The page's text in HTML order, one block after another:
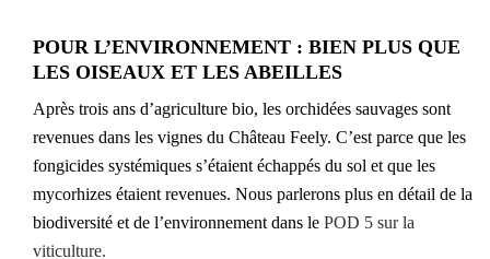
POUR L’ENVIRONNEMENT : BIEN PLUS QUE
LES OISEAUX ET LES ABEILLES
Après trois ans d’agriculture bio, les orchidées sauvages sont
revenues dans les vignes du Château Feely. C’est parce que les
fongicides systémiques s’étaient échappés du sol et que les
mycorhizes étaient revenues. Nous parlerons plus en détail de la
biodiversité et de l’environnement dans le POD 5 sur la
viticulture.